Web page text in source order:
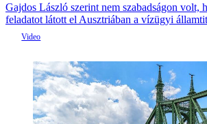
Gajdos László szerint nem szabadságon volt,
feladatot látott el Ausztriában a vízügyi